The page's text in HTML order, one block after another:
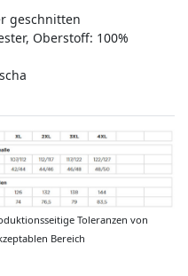
geschnitten
Oberstoff: 100%
Toleranzen von
Bereich